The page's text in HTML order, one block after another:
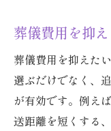
葬儀費用を抑
葬儀費用を抑えた
選ぶだけでなく、
が有効です。例え
送距離を短くする